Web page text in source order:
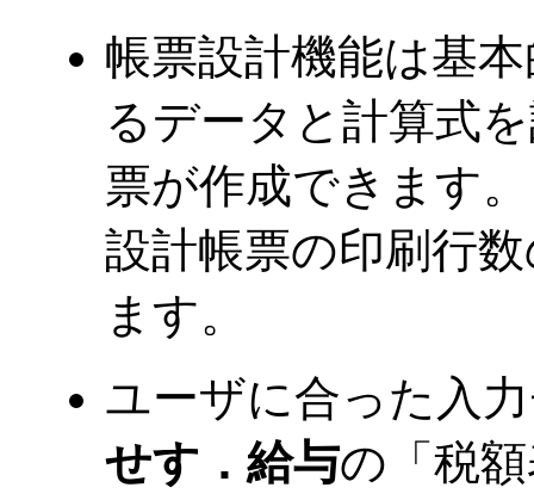
帳票設計機能は基
るデータと計算式
票が作成できます。
設計帳票の印刷行
ます。
ユーザに合った入
せす．給与の「税